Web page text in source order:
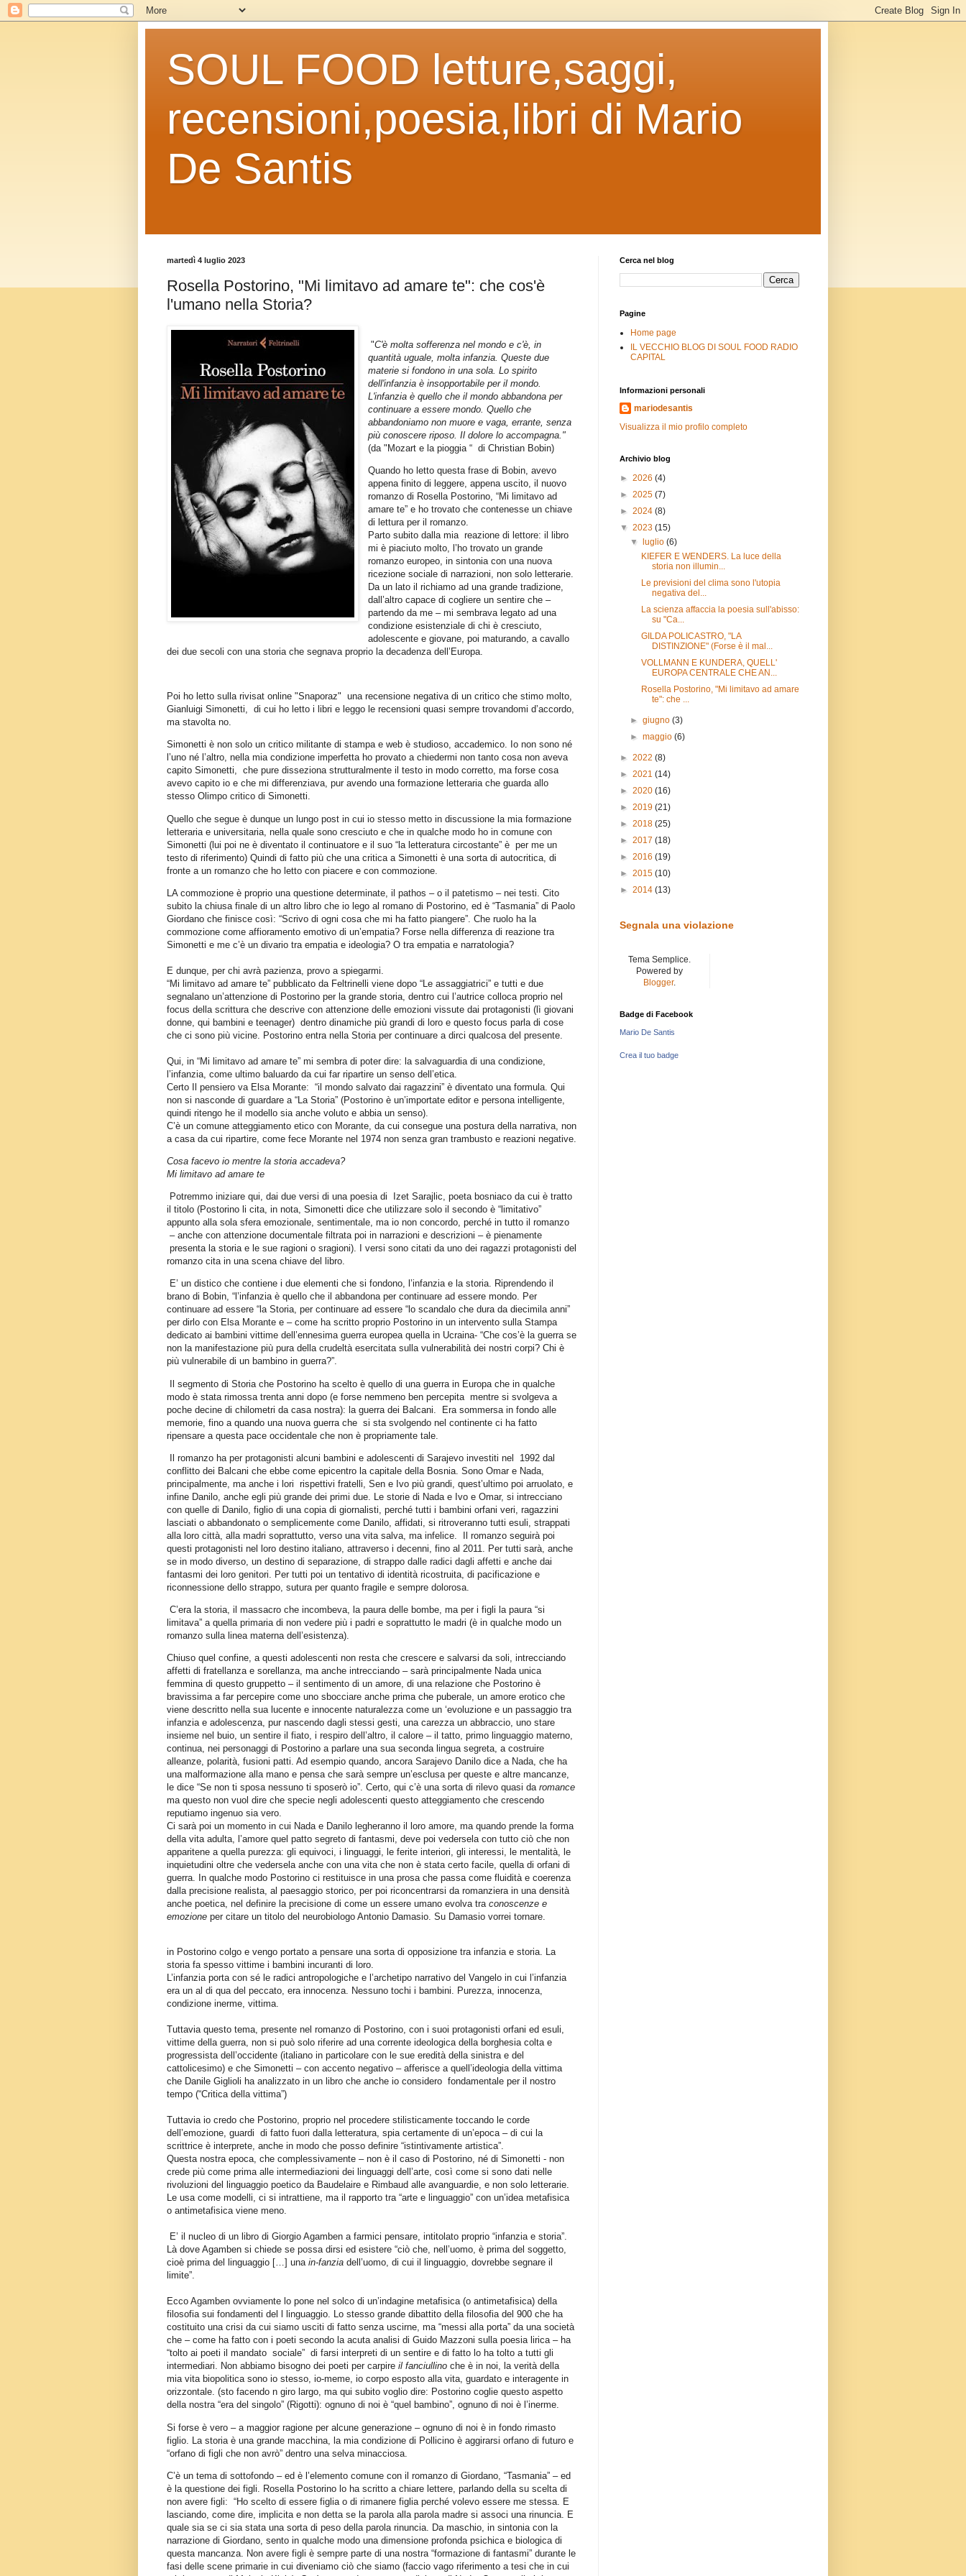
SOUL FOOD letture,saggi,
recensioni,poesia,libri di Mario
De Santis
martedì 4 luglio 2023
Rosella Postorino, "Mi limitavo ad amare te": che cos'è
l'umano nella Storia?
"C'è molta sofferenza nel mondo e c'è, in
quantità uguale, molta infanzia. Queste due
materie si fondono in una sola. Lo spirito
dell'infanzia è insopportabile per il mondo.
L'infanzia è quello che il mondo abbandona per
continuare a essere mondo. Quello che
abbandoniamo non muore e vaga, errante, senza
più conoscere riposo. Il dolore lo accompagna."
(da "Mozart e la pioggia “ di Christian Bobin)
Quando ho letto questa frase di Bobin, avevo
appena finito di leggere, appena uscito, il nuovo
romanzo di Rosella Postorino, “Mi limitavo ad
amare te” e ho trovato che contenesse un chiave
di lettura per il romanzo.
Parto subito dalla mia reazione di lettore: il libro
mi è piaciuto molto, l’ho trovato un grande
romanzo europeo, in sintonia con una nuova
ricezione sociale di narrazioni, non solo letterarie.
Da un lato il richiamo ad una grande tradizione,
dall’altro capace di cogliere un sentire che –
partendo da me – mi sembrava legato ad una
condizione esistenziale di chi è cresciuto,
adolescente e giovane, poi maturando, a cavallo
dei due secoli con una storia che segnava proprio la decadenza dell’Europa.
Poi ho letto sulla rivisat online "Snaporaz" una recensione negativa di un critico che stimo molto,
Gianluigi Simonetti, di cui ho letto i libri e leggo le recensioni quasi sempre trovandomi d’accordo,
ma stavolta no.
Simonetti è non solo un critico militante di stampa e web è studioso, accademico. Io non sono né
l’uno né l’altro, nella mia condizione imperfetta ho provato a chiedermi non tanto cosa non aveva
capito Simonetti, che pure disseziona strutturalmente il testo in modo corretto, ma forse cosa
avevo capito io e che mi differenziava, pur avendo una formazione letteraria che guarda allo
stesso Olimpo critico di Simonetti.
Quello che segue è dunque un lungo post in cui io stesso metto in discussione la mia formazione
letteraria e universitaria, nella quale sono cresciuto e che in qualche modo ho in comune con
Simonetti (lui poi ne è diventato il continuatore e il suo “la letteratura circostante” è per me un
testo di riferimento) Quindi di fatto più che una critica a Simonetti è una sorta di autocritica, di
fronte a un romanzo che ho letto con piacere e con commozione.
LA commozione è proprio una questione determinate, il pathos – o il patetismo – nei testi. Cito
subito la chiusa finale di un altro libro che io lego al romano di Postorino, ed è “Tasmania” di Paolo
Giordano che finisce così: “Scrivo di ogni cosa che mi ha fatto piangere”. Che ruolo ha la
commozione come affioramento emotivo di un’empatia? Forse nella differenza di reazione tra
Simonetti e me c’è un divario tra empatia e ideologia? O tra empatia e narratologia?
E dunque, per chi avrà pazienza, provo a spiegarmi.
“Mi limitavo ad amare te” pubblicato da Feltrinelli viene dopo “Le assaggiatrici” e tutti e due
segnalano un’attenzione di Postorino per la grande storia, dentro cui l’autrice colloca proprio nel
focus della scrittura che descrive con attenzione delle emozioni vissute dai protagonisti (lì giovani
donne, qui bambini e teenager) dentro dinamiche più grandi di loro e questo focus parla di cose
che ci sono più vicine. Postorino entra nella Storia per continuare a dirci qualcosa del presente.
Qui, in “Mi limitavo ad amare te” mi sembra di poter dire: la salvaguardia di una condizione,
l’infanzia, come ultimo baluardo da cui far ripartire un senso dell’etica.
Certo Il pensiero va Elsa Morante: “il mondo salvato dai ragazzini” è diventato una formula. Qui
non si nasconde di guardare a “La Storia” (Postorino è un’importate editor e persona intelligente,
quindi ritengo he il modello sia anche voluto e abbia un senso).
C’è un comune atteggiamento etico con Morante, da cui consegue una postura della narrativa, non
a casa da cui ripartire, come fece Morante nel 1974 non senza gran trambusto e reazioni negative.
Cosa facevo io mentre la storia accadeva?
Mi limitavo ad amare te
Potremmo iniziare qui, dai due versi di una poesia di Izet Sarajlic, poeta bosniaco da cui è tratto
il titolo (Postorino li cita, in nota, Simonetti dice che utilizzare solo il secondo è “limitativo”
appunto alla sola sfera emozionale, sentimentale, ma io non concordo, perché in tutto il romanzo
– anche con attenzione documentale filtrata poi in narrazioni e descrizioni – è pienamente
presenta la storia e le sue ragioni o sragioni). I versi sono citati da uno dei ragazzi protagonisti del
romanzo cita in una scena chiave del libro.
E’ un distico che contiene i due elementi che si fondono, l’infanzia e la storia. Riprendendo il
brano di Bobin, “l’infanzia è quello che il abbandona per continuare ad essere mondo. Per
continuare ad essere “la Storia, per continuare ad essere “lo scandalo che dura da diecimila anni”
per dirlo con Elsa Morante e – come ha scritto proprio Postorino in un intervento sulla Stampa
dedicato ai bambini vittime dell’ennesima guerra europea quella in Ucraina- “Che cos’è la guerra se
non la manifestazione più pura della crudeltà esercitata sulla vulnerabilità dei nostri corpi? Chi è
più vulnerabile di un bambino in guerra?”.
Il segmento di Storia che Postorino ha scelto è quello di una guerra in Europa che in qualche
modo è stata rimossa trenta anni dopo (e forse nemmeno ben percepita mentre si svolgeva a
poche decine di chilometri da casa nostra): la guerra dei Balcani. Era sommersa in fondo alle
memorie, fino a quando una nuova guerra che si sta svolgendo nel continente ci ha fatto
ripensare a questa pace occidentale che non è propriamente tale.
Il romanzo ha per protagonisti alcuni bambini e adolescenti di Sarajevo investiti nel 1992 dal
conflitto dei Balcani che ebbe come epicentro la capitale della Bosnia. Sono Omar e Nada,
principalmente, ma anche i lori rispettivi fratelli, Sen e Ivo più grandi, quest’ultimo poi arruolato, e
infine Danilo, anche egli più grande dei primi due. Le storie di Nada e Ivo e Omar, si intrecciano
con quelle di Danilo, figlio di una copia di giornalisti, perché tutti i bambini orfani veri, ragazzini
lasciati o abbandonato o semplicemente come Danilo, affidati, si ritroveranno tutti esuli, strappati
alla loro città, alla madri soprattutto, verso una vita salva, ma infelice. Il romanzo seguirà poi
questi protagonisti nel loro destino italiano, attraverso i decenni, fino al 2011. Per tutti sarà, anche
se in modo diverso, un destino di separazione, di strappo dalle radici dagli affetti e anche dai
fantasmi dei loro genitori. Per tutti poi un tentativo di identità ricostruita, di pacificazione e
riconnessione dello strappo, sutura per quanto fragile e sempre dolorosa.
C’era la storia, il massacro che incombeva, la paura delle bombe, ma per i figli la paura “si
limitava” a quella primaria di non vedere più i padri e soprattutto le madri (è in qualche modo un
romanzo sulla linea materna dell’esistenza).
Chiuso quel confine, a questi adolescenti non resta che crescere e salvarsi da soli, intrecciando
affetti di fratellanza e sorellanza, ma anche intrecciando – sarà principalmente Nada unica
femmina di questo gruppetto – il sentimento di un amore, di una relazione che Postorino è
bravissima a far percepire come uno sbocciare anche prima che puberale, un amore erotico che
viene descritto nella sua lucente e innocente naturalezza come un ‘evoluzione e un passaggio tra
infanzia e adolescenza, pur nascendo dagli stessi gesti, una carezza un abbraccio, uno stare
insieme nel buio, un sentire il fiato, i respiro dell’altro, il calore – il tatto, primo linguaggio materno,
continua, nei personaggi di Postorino a parlare una sua seconda lingua segreta, a costruire
alleanze, polarità, fusioni patti. Ad esempio quando, ancora Sarajevo Danilo dice a Nada, che ha
una malformazione alla mano e pensa che sarà sempre un’esclusa per queste e altre mancanze,
le dice “Se non ti sposa nessuno ti sposerò io”. Certo, qui c’è una sorta di rilevo quasi da romance
ma questo non vuol dire che specie negli adolescenti questo atteggiamento che crescendo
reputiamo ingenuo sia vero.
Ci sarà poi un momento in cui Nada e Danilo legheranno il loro amore, ma quando prende la forma
della vita adulta, l’amore quel patto segreto di fantasmi, deve poi vedersela con tutto ciò che non
apparitene a quella purezza: gli equivoci, i linguaggi, le ferite interiori, gli interessi, le mentalità, le
inquietudini oltre che vedersela anche con una vita che non è stata certo facile, quella di orfani di
guerra. In qualche modo Postorino ci restituisce in una prosa che passa come fluidità e coerenza
dalla precisione realista, al paesaggio storico, per poi riconcentrarsi da romanziera in una densità
anche poetica, nel definire la precisione di come un essere umano evolva tra conoscenze e
emozione per citare un titolo del neurobiologo Antonio Damasio. Su Damasio vorrei tornare.
in Postorino colgo e vengo portato a pensare una sorta di opposizione tra infanzia e storia. La
storia fa spesso vittime i bambini incuranti di loro.
L’infanzia porta con sé le radici antropologiche e l’archetipo narrativo del Vangelo in cui l’infanzia
era un al di qua del peccato, era innocenza. Nessuno tochi i bambini. Purezza, innocenza,
condizione inerme, vittima.
Tuttavia questo tema, presente nel romanzo di Postorino, con i suoi protagonisti orfani ed esuli,
vittime della guerra, non si può solo riferire ad una corrente ideologica della borghesia colta e
progressista dell’occidente (italiano in particolare con le sue eredità della sinistra e del
cattolicesimo) e che Simonetti – con accento negativo – afferisce a quell’ideologia della vittima
che Danile Giglioli ha analizzato in un libro che anche io considero fondamentale per il nostro
tempo (“Critica della vittima”)
Tuttavia io credo che Postorino, proprio nel procedere stilisticamente toccando le corde
dell’emozione, guardi di fatto fuori dalla letteratura, spia certamente di un’epoca – di cui la
scrittrice è interprete, anche in modo che posso definire “istintivamente artistica”.
Questa nostra epoca, che complessivamente – non è il caso di Postorino, né di Simonetti - non
crede più come prima alle intermediazioni dei linguaggi dell’arte, così come si sono dati nelle
rivoluzioni del linguaggio poetico da Baudelaire e Rimbaud alle avanguardie, e non solo letterarie.
Le usa come modelli, ci si intrattiene, ma il rapporto tra “arte e linguaggio” con un’idea metafisica
o antimetafisica viene meno.
E’ il nucleo di un libro di Giorgio Agamben a farmici pensare, intitolato proprio “infanzia e storia”.
Là dove Agamben si chiede se possa dirsi ed esistere “ciò che, nell’uomo, è prima del soggetto,
cioè prima del linguaggio […] una in-fanzia dell’uomo, di cui il linguaggio, dovrebbe segnare il
limite”.
Ecco Agamben ovviamente lo pone nel solco di un’indagine metafisica (o antimetafisica) della
filosofia sui fondamenti del l linguaggio. Lo stesso grande dibattito della filosofia del 900 che ha
costituito una crisi da cui siamo usciti di fatto senza uscirne, ma “messi alla porta” da una società
che – come ha fatto con i poeti secondo la acuta analisi di Guido Mazzoni sulla poesia lirica – ha
“tolto ai poeti il mandato sociale” di farsi interpreti di un sentire e di fatto lo ha tolto a tutti gli
intermediari. Non abbiamo bisogno dei poeti per carpire il fanciullino che è in noi, la verità della
mia vita biopolitica sono io stesso, io-meme, io corpo esposto alla vita, guardato e interagente in
orizzontale. (sto facendo n giro largo, ma qui subito voglio dire: Postorino coglie questo aspetto
della nostra “era del singolo” (Rigotti): ognuno di noi è “quel bambino”, ognuno di noi è l’inerme.
Si forse è vero – a maggior ragione per alcune generazione – ognuno di noi è in fondo rimasto
figlio. La storia è una grande macchina, la mia condizione di Pollicino è aggirarsi orfano di futuro e
“orfano di figli che non avrò” dentro una selva minacciosa.
C’è un tema di sottofondo – ed è l’elemento comune con il romanzo di Giordano, “Tasmania” – ed
è la questione dei figli. Rosella Postorino lo ha scritto a chiare lettere, parlando della su scelta di
non avere figli: “Ho scelto di essere figlia o di rimanere figlia perché volevo essere me stessa. E
lasciando, come dire, implicita e non detta se la parola alla parola madre si associ una rinuncia. E
quale sia se ci sia stata una sorta di peso della parola rinuncia. Da maschio, in sintonia con la
narrazione di Giordano, sento in qualche modo una dimensione profonda psichica e biologica di
questa mancanza. Non avere figli è sempre parte di una nostra “formazione di fantasmi” durante le
fasi delle scene primarie in cui diveniamo ciò che siamo (faccio vago riferimento a tesi che in cui
Cerca nel blog
Pagine
Home page
IL VECCHIO BLOG DI SOUL FOOD RADIO
CAPITAL
Informazioni personali
mariodesantis
Visualizza il mio profilo completo
Archivio blog
► 2026 (4)
► 2025 (7)
► 2024 (8)
▼ 2023 (15)
▼
luglio(6)
KIEFER E WENDERS. La luce della
storia non illumin...
Le previsioni del clima sono l'utopia
negativa del...
La scienza affaccia la poesia sull'abisso:
su "Ca...
GILDA POLICASTRO, "LA
DISTINZIONE" (Forse è il mal...
VOLLMANN E KUNDERA, QUELL'
EUROPA CENTRALE CHE AN...
Rosella Postorino, "Mi limitavo ad amare
te": che ...
►giugno(3)
►maggio(6)
► 2022 (8)
► 2021 (14)
► 2020 (16)
► 2019 (21)
► 2018 (25)
► 2017 (18)
► 2016 (19)
► 2015 (10)
► 2014 (13)
Segnala una violazione
Tema Semplice.
Powered by
Blogger.
Badge di Facebook
Mario De Santis
Crea il tuo badge